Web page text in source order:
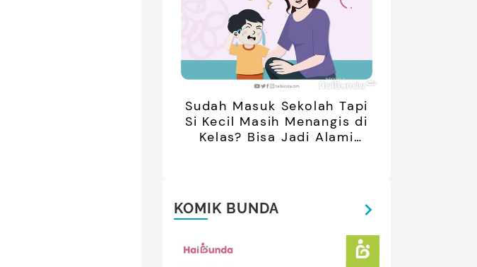
Sudah Masuk Sekolah Tapi
Si Kecil Masih Menangis di
Kelas? Bisa Jadi Alami
KOMIK BUNDA